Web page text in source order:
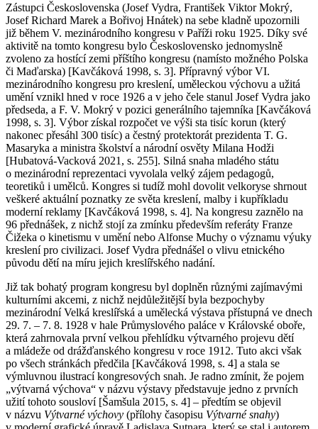
Zástupci Československa (Josef Vydra, František Viktor Mokrý,
Josef Richard Marek a Bořivoj Hnátek) na sebe kladně upozornili
již během V. mezinárodního kongresu v Paříži roku 1925. Díky své
aktivitě na tomto kongresu bylo Československo jednomyslně
zvoleno za hostící zemi příštího kongresu (namísto možného Polska
či Maďarska) [Kavčáková 1998, s. 3]. Přípravný výbor VI.
mezinárodního kongresu pro kreslení, uměleckou výchovu a užitá
umění vznikl hned v roce 1926 a v jeho čele stanul Josef Vydra jako
předseda, a F. V. Mokrý v pozici generálního tajemníka [Kavčáková
1998, s. 3]. Výbor získal rozpočet ve výši sta tisíc korun (který
nakonec přesáhl 300 tisíc) a čestný protektorát prezidenta T. G.
Masaryka a ministra školství a národní osvěty Milana Hodži
[Hubatová-Vacková 2021, s. 255]. Silná snaha mladého státu
o mezinárodní reprezentaci vyvolala velký zájem pedagogů,
teoretiků i umělců. Kongres si tudíž mohl dovolit velkoryse shrnout
veškeré aktuální poznatky ze světa kreslení, malby i kupříkladu
moderní reklamy [Kavčáková 1998, s. 4]. Na kongresu zaznělo na
96 přednášek, z nichž stojí za zmínku především referáty Franze
Čižeka o kinetismu v umění nebo Alfonse Muchy o významu výuky
kreslení pro civilizaci. Josef Vydra přednášel o vlivu etnického
původu dětí na míru jejich kreslířského nadání.
Již tak bohatý program kongresu byl doplněn různými zajímavými
kulturními akcemi, z nichž nejdůležitější byla bezpochyby
mezinárodní Velká kreslířská a umělecká výstava přístupná ve dnech
29. 7. – 7. 8. 1928 v hale Průmyslového paláce v Královské oboře,
která zahrnovala první velkou přehlídku výtvarného projevu dětí
a mládeže od drážďanského kongresu v roce 1912. Tuto akci však
po všech stránkách předčila [Kavčáková 1998, s. 4] a stala se
výmluvnou ilustrací kongresových snah. Je radno zmínit, že pojem
„výtvarná výchova“ v názvu výstavy představuje jedno z prvních
užití tohoto sousloví [Šamšula 2015, s. 4] – předtím se objevil
v názvu Výtvarné výchovy (přílohy časopisu Výtvarné snahy)